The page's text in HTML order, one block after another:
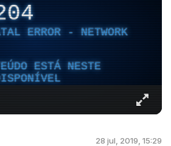
ERROR - NETWORK
ESTÁ NESTE
28 jul, 2019, 15:29